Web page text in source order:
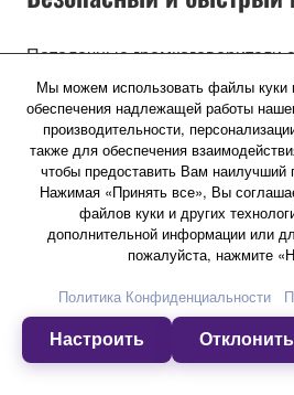
Потолочные громкоговорители
низкопрофильным
весом, а также надежной
обеспечивает быстрый и
того, большие монтажные
насечкой гарантируют прочное
Мы можем использовать файлы куки
обеспечения надлежащей работы
производительности,
также для обеспечения
чтобы предоставить Вам наилучший
Нажимая «Принять все», Вы
файлов куки и других
дополнительной информации или
пожалуйста, нажмите
Политика Конфиденциальности
Настроить Отклонить